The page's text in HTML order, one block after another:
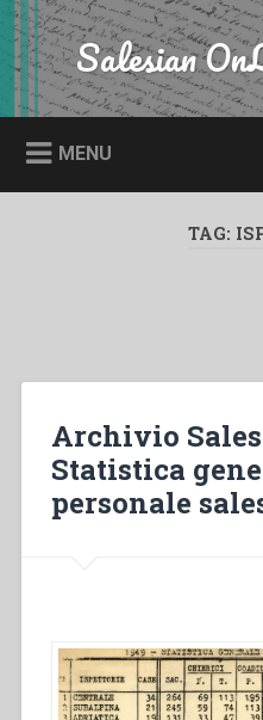
Skip
to
content
Search Salesian
MENU
TAG:
Archivio
Statistica
personale